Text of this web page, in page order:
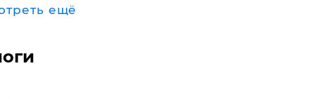
ещё